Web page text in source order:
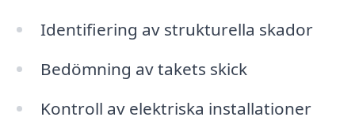
Identifiering av strukturella skador
Bedömning av takets skick
Kontroll av elektriska installationer